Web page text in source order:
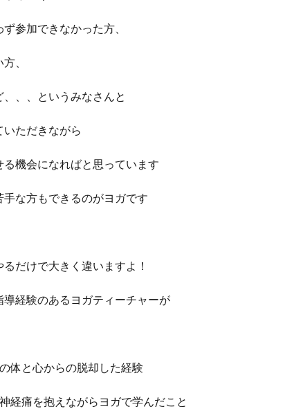
参加できなかった方、
、
、、、というみなさんと
ただきながら
機会になればと思っています
な方もできるのがヨガです
だけで大きく違いますよ！
経験のあるヨガティーチャーが
体と心からの脱却した経験
経痛を抱えながらヨガで学んだこと